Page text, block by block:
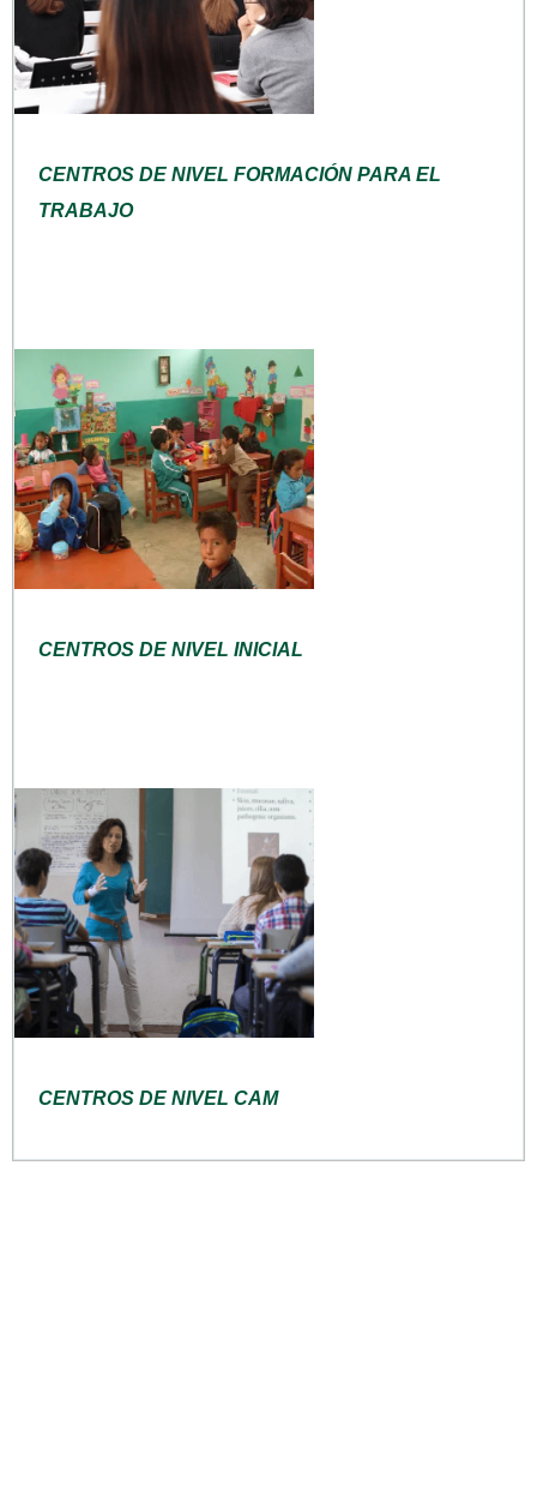
CENTROS DE NIVEL FORMACIÓN PARA EL
TRABAJO
CENTROS DE NIVEL INICIAL
CENTROS DE NIVEL CAM